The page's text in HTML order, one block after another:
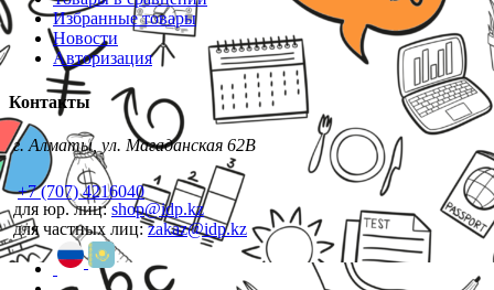
Избранные товары
Новости
Авторизация
Контакты
г. Алматы, ул. Магаданская 62В
+7 (707) 4216040
для юр. лиц:shop@idp.kz
для частных лиц:zakaz@idp.kz